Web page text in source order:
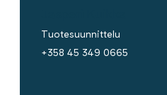
Tuotesuunnittelu
+358 45 349 0665